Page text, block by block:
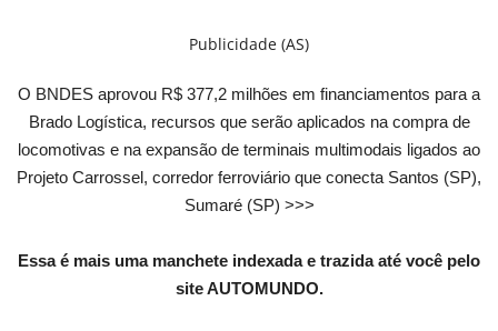
English Portuguese
Publicidade (AS)
O BNDES aprovou R$ 377,2 milhões em financiamentos para a
Brado Logística, recursos que serão aplicados na compra de
locomotivas e na expansão de terminais multimodais ligados ao
Projeto Carrossel, corredor ferroviário que conecta Santos (SP),
Sumaré (SP) >>>
Essa é mais uma manchete indexada e trazida até você pelo
site AUTOMUNDO.